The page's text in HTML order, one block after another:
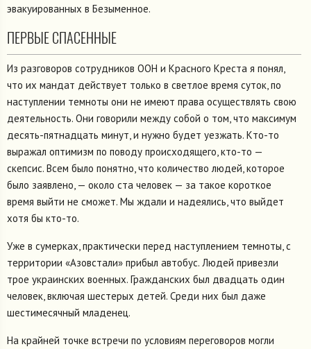
эвакуированных в Безыменное.
ПЕРВЫЕ СПАСЕННЫЕ
Из разговоров сотрудников ООН и Красного Креста я понял,
что их мандат действует только в светлое время суток, по
наступлении темноты они не имеют права осуществлять свою
деятельность. Они говорили между собой о том, что максимум
десять-пятнадцать минут, и нужно будет уезжать. Кто-то
выражал оптимизм по поводу происходящего, кто-то —
скепсис. Всем было понятно, что количество людей, которое
было заявлено, — около ста человек — за такое короткое
время выйти не сможет. Мы ждали и надеялись, что выйдет
хотя бы кто-то.
Уже в сумерках, практически перед наступлением темноты, с
территории «Азовстали» прибыл автобус. Людей привезли
трое украинских военных. Гражданских был двадцать один
человек, включая шестерых детей. Среди них был даже
шестимесячный младенец.
На крайней точке встречи по условиям переговоров могли